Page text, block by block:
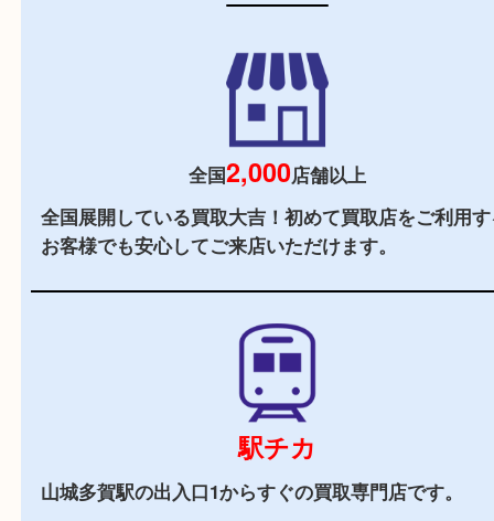
当店の特徴